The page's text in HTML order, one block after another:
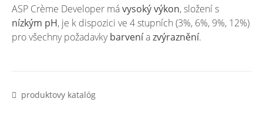
ASP Crème Developer mávysoký výkon, složení s
nízkým pH, je k dispozici ve 4 stupních (3%, 6%, 9%, 12%)
pro všechny požadavkybarveníazvýraznění.
produktovy katalóg